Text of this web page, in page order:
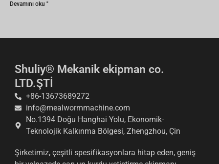
Devamını oku "
Shuliy® Mekanik ekipman co.
LTD.ŞTİ
+86-13673689272
info@mealwormmachine.com
No.1394 Doğu Hanghai Yolu, Ekonomik-
Teknolojik Kalkınma Bölgesi, Zhengzhou, Çin
Şirketimiz, çeşitli spesifikasyonlara hitap eden, geniş